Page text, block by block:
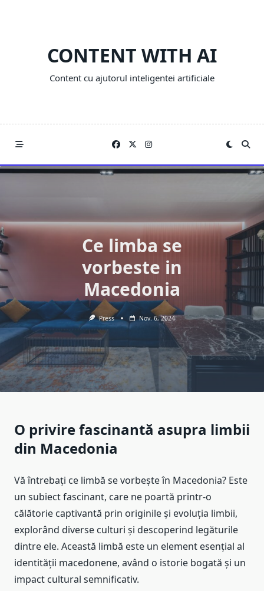
CONTENT WITH AI
Content cu ajutorul inteligentei artificiale
Ce limba se
vorbeste in
Macedonia
Press Nov. 6, 2024
O privire fascinantă asupra limbii
din Macedonia
Vă întrebați ce limbă se vorbește în Macedonia? Este
un subiect fascinant, care ne poartă printr-o
călătorie captivantă prin originile și evoluția limbii,
explorând diverse culturi și descoperind legăturile
dintre ele. Această limbă este un element esențial al
identității macedonene, având o istorie bogată și un
impact cultural semnificativ.